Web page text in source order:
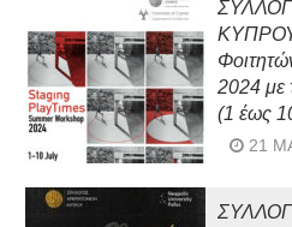
ΚΥΠΡΟΥ
2024 με
(1 έως
21